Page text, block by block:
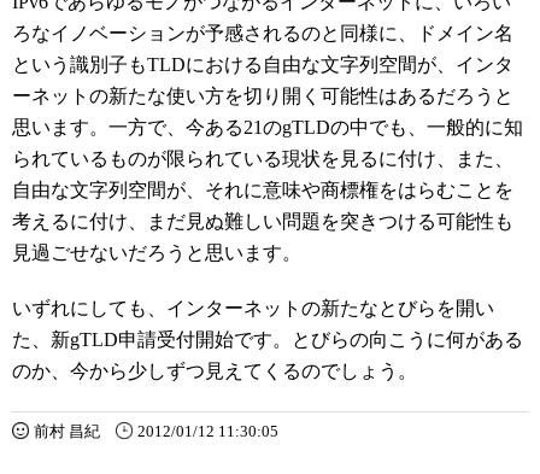
ろなイノベーションが予感されるのと同様に、ドメイン名
という識別子もTLDにおける自由な文字列空間が、インタ
ーネットの新たな使い方を切り開く可能性はあるだろうと
思います。一方で、今ある21のgTLDの中でも、一般的に知
られているものが限られている現状を見るに付け、また、
自由な文字列空間が、それに意味や商標権をはらむことを
考えるに付け、まだ見ぬ難しい問題を突きつける可能性も
見過ごせないだろうと思います。
いずれにしても、インターネットの新たなとびらを開い
た、新gTLD申請受付開始です。とびらの向こうに何がある
のか、今から少しずつ見えてくるのでしょう。
前村 昌紀 2012/01/12 11:30:05